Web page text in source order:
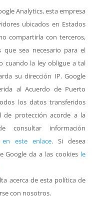
Analytics, esta empresa
ubicados en Estados
compartirla con terceros,
sea necesario para el
cuando la ley obligue a tal
su dirección IP. Google
al Acuerdo de Puerto
los datos transferidos
protección acorde a la
consultar información
en este enlace. Si desea
Google da a las cookies le
acerca de esta política de
con nosotros.